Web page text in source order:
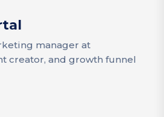
manager at
creator, and growth funnel